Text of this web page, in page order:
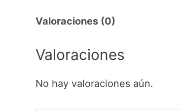
Valoraciones (0)
Valoraciones
No hay valoraciones aún.